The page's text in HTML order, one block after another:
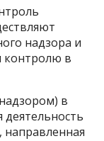
надзора и
контролю в
в